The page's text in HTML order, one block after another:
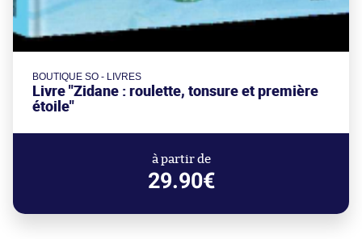
BOUTIQUE SO - LIVRES
Livre "Zidane : roulette, tonsure et première
étoile"
à partir de
29.90€